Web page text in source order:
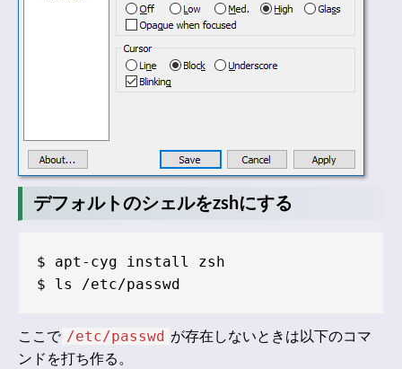
デフォルトのシェルをzshにする
$ apt-cyg install zsh
ここで /etc/passwd が存在しないときは以下のコマ
ンドを打ち作る。